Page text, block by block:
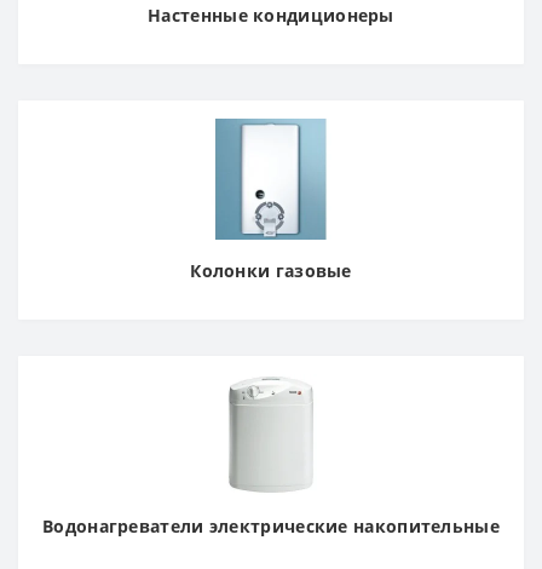
Настенные кондиционеры
Колонки газовые
Водонагреватели электрические накопительные